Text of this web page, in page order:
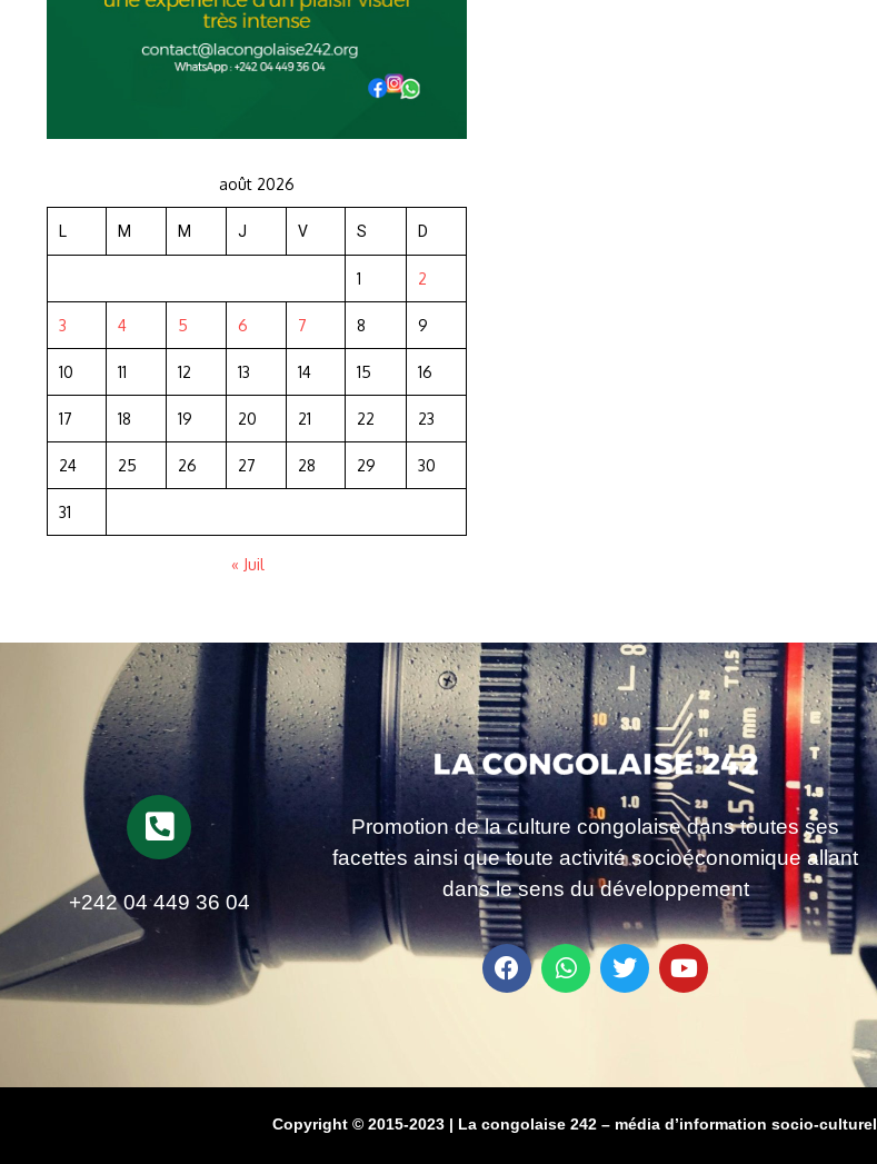
août 2026
L M M J V S D
1 2
3 4 5 6 7 8 9
10 11 12 13 14 15 16
17 18 19 20 21 22 23
24 25 26 27 28 29 30
31
« Juil
+242 04 449 36 04
Promotion de la culture congolaise dans toutes ses
facettes ainsi que toute activité socioéconomique allant
dans le sens du développement
Copyright © 2015-2023 | La congolaise 242 – média d’information socio-culturel